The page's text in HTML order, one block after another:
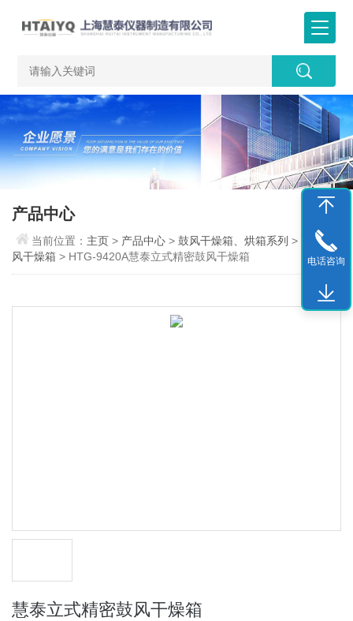
产品中心
当前位置： 主页> 产品中心 >鼓风干燥箱、烘箱系列 >
立式鼓
风干燥箱 > HTG-9420A慧泰立式精密鼓风干燥箱
慧泰立式精密鼓风干燥箱
电话咨询